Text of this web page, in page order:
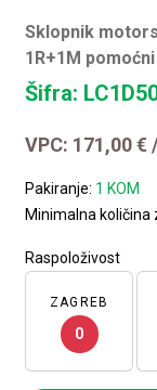
Sklopnik
1R+1M
Šifra:
VPC: 171,00€
Pakiranje: 1 KOM
Minimalna količina
Raspoloživost
ZAGREB
0